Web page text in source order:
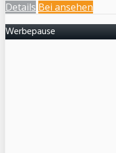
Details Bei ansehen
Werbepause